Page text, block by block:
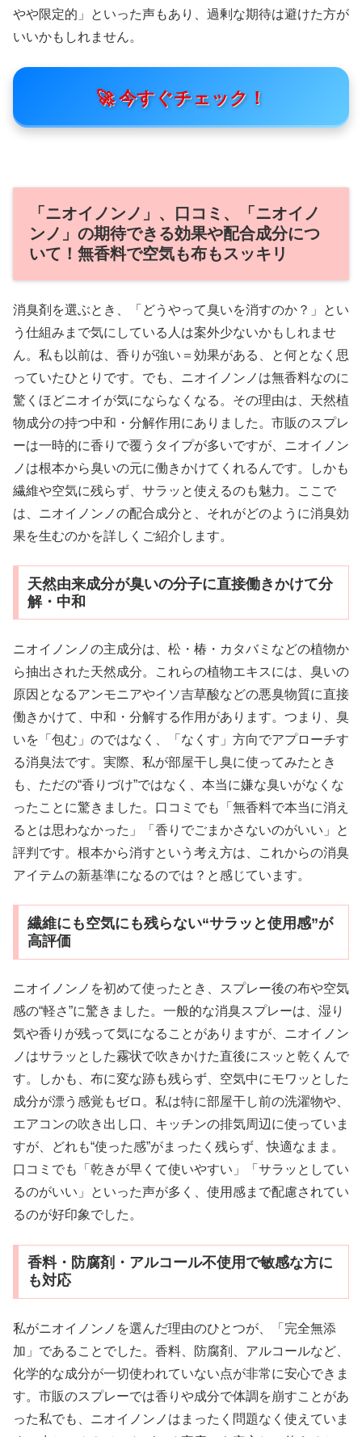
やや限定的」といった声もあり、過剰な期待は避けた方が
いいかもしれません。
🚀 今すぐチェック！
「ニオイノンノ」、口コミ、「ニオイノ
ンノ」の期待できる効果や配合成分につ
いて！無香料で空気も布もスッキリ
消臭剤を選ぶとき、「どうやって臭いを消すのか？」とい
う仕組みまで気にしている人は案外少ないかもしれませ
ん。私も以前は、香りが強い＝効果がある、と何となく思
っていたひとりです。でも、ニオイノンノは無香料なのに
驚くほどニオイが気にならなくなる。その理由は、天然植
物成分の持つ中和・分解作用にありました。市販のスプレ
ーは一時的に香りで覆うタイプが多いですが、ニオイノン
ノは根本から臭いの元に働きかけてくれるんです。しかも
繊維や空気に残らず、サラッと使えるのも魅力。ここで
は、ニオイノンノの配合成分と、それがどのように消臭効
果を生むのかを詳しくご紹介します。
天然由来成分が臭いの分子に直接働きかけて分
解・中和
ニオイノンノの主成分は、松・椿・カタバミなどの植物か
ら抽出された天然成分。これらの植物エキスには、臭いの
原因となるアンモニアやイソ吉草酸などの悪臭物質に直接
働きかけて、中和・分解する作用があります。つまり、臭
いを「包む」のではなく、「なくす」方向でアプローチす
る消臭法です。実際、私が部屋干し臭に使ってみたとき
も、ただの“香りづけ”ではなく、本当に嫌な臭いがなくな
ったことに驚きました。口コミでも「無香料で本当に消え
るとは思わなかった」「香りでごまかさないのがいい」と
評判です。根本から消すという考え方は、これからの消臭
アイテムの新基準になるのでは？と感じています。
繊維にも空気にも残らない“サラッと使用感”が
高評価
ニオイノンノを初めて使ったとき、スプレー後の布や空気
感の“軽さ”に驚きました。一般的な消臭スプレーは、湿り
気や香りが残って気になることがありますが、ニオイノン
ノはサラッとした霧状で吹きかけた直後にスッと乾くんで
す。しかも、布に変な跡も残らず、空気中にモワッとした
成分が漂う感覚もゼロ。私は特に部屋干し前の洗濯物や、
エアコンの吹き出し口、キッチンの排気周辺に使っていま
すが、どれも“使った感”がまったく残らず、快適なまま。
口コミでも「乾きが早くて使いやすい」「サラッとしてい
るのがいい」といった声が多く、使用感まで配慮されてい
るのが好印象でした。
香料・防腐剤・アルコール不使用で敏感な方に
も対応
私がニオイノンノを選んだ理由のひとつが、「完全無添
加」であることでした。香料、防腐剤、アルコールなど、
化学的な成分が一切使われていない点が非常に安心できま
す。市販のスプレーでは香りや成分で体調を崩すことがあ
った私でも、ニオイノンノはまったく問題なく使えていま